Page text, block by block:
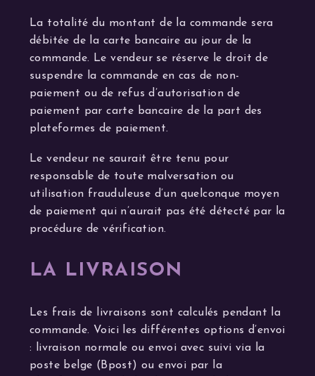
La totalité du montant de la commande sera
débitée de la carte bancaire au jour de la
commande. Le vendeur se réserve le droit de
suspendre la commande en cas de non-
paiement ou de refus d’autorisation de
paiement par carte bancaire de la part des
plateformes de paiement.
Le vendeur ne saurait être tenu pour
responsable de toute malversation ou
utilisation frauduleuse d’un quelconque moyen
de paiement qui n’aurait pas été détecté par la
procédure de vérification.
LA LIVRAISON
Les frais de livraisons sont calculés pendant la
commande. Voici les différentes options d’envoi
: livraison normale ou envoi avec suivi via la
poste belge (Bpost) ou envoi par la